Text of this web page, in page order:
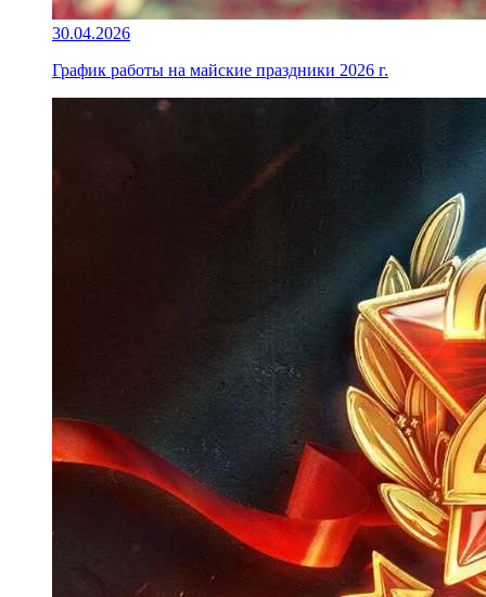
30.04.2026
График работы на майские праздники 2026 г.